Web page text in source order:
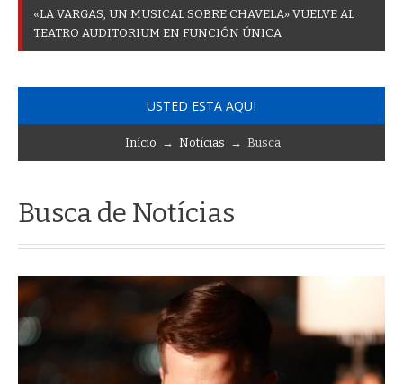
«LA VARGAS UN MUSICAL SOBRE CHAVELA» VUELVE AL
TEATRO AUDITORIUM EN FUNCIÓN ÚNICA
USTED ESTA AQUI
Início → Notícias → Busca
Busca de Notícias